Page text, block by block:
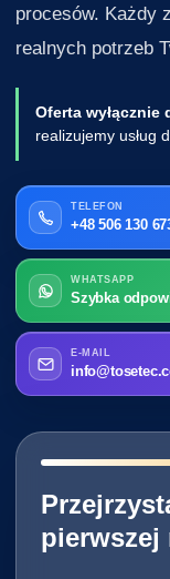
procesów. Każdy
realnych potrzeb
Oferta
realizujemy usług
TELEFON
+48 506 130
WHATSAPP
Szybka
E-MAIL
pierwszej